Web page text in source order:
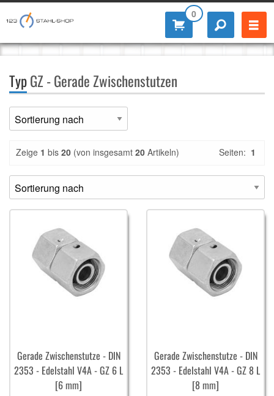
0
TypGZ - Gerade Zwischenstutzen
Zeige 1 bis 20 (von insgesamt 20 Artikeln) Seiten: 1
Gerade Zwischenstutze - DIN
2353 - Edelstahl V4A - GZ 6 L
[6 mm]
Gerade Zwischenstutze - DIN
2353 - Edelstahl V4A - GZ 8 L
[8 mm]